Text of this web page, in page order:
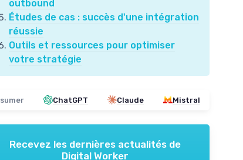
outbound
Études de cas : succès d'une intégration
réussie
Outils et ressources pour optimiser
votre stratégie
ChatGPT Claude Mistral
Recevez les dernières actualités de
Digital Worker